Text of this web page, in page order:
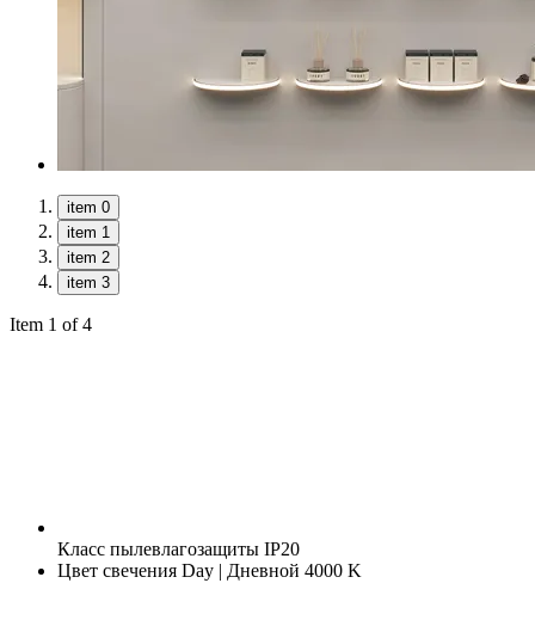
item 0
item 1
item 2
item 3
Item 1 of 4
Класс пылевлагозащиты IP20
Цвет свечения Day | Дневной 4000 K